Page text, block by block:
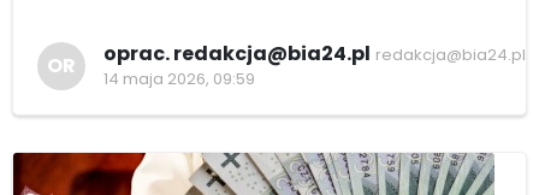
OR oprac. redakcja@bia24.pl redakcja@bia24.pl
14 maja 2026, 09:59